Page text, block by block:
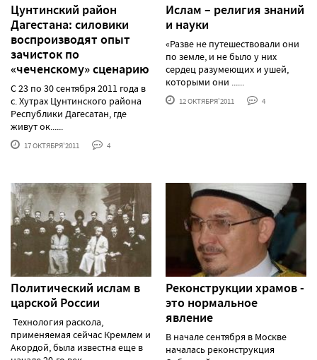
Цунтинский район
Дагестана: силовики
воспроизводят опыт
зачисток по
«чеченскому» сценарию
С 23 по 30 сентября 2011 года в
с. Хутрах Цунтинского района
Республики Дагесатан, где
живут ок......
17 ОКТЯБРЯ'2011 4
Ислам – религия знаний
и науки
«Разве не путешествовали они
по земле, и не было у них
сердец разумеющих и ушей,
которыми они ......
12 ОКТЯБРЯ'2011 4
Политический ислам в
царской России
Технология раскола,
применяемая сейчас Кремлем и
Акордой, была известна еще в
Реконструкции храмов -
это нормальное
явление
В начале сентября в Москве
началась реконструкция